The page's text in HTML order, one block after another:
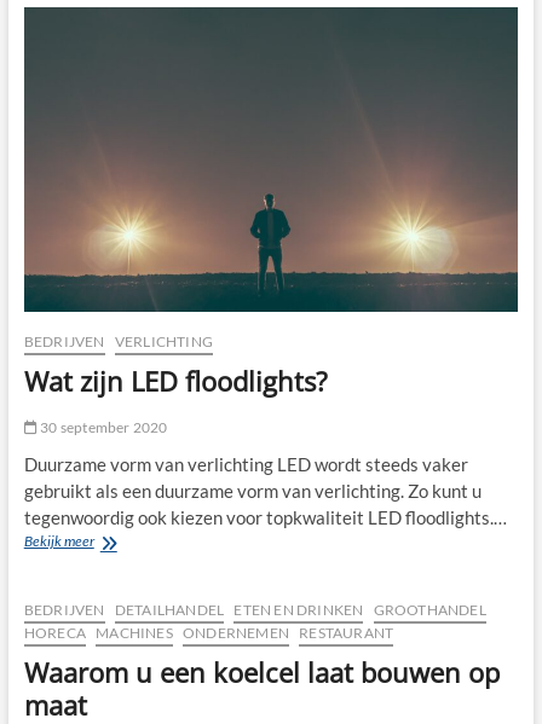
BEDRIJVEN VERLICHTING
Wat zijn LED floodlights?
30 september 2020
Duurzame vorm van verlichting LED wordt steeds vaker
gebruikt als een duurzame vorm van verlichting. Zo kunt u
tegenwoordig ook kiezen voor topkwaliteit LED floodlights.…
Bekijk meerWat
floodlights?
BEDRIJVEN DETAILHANDEL ETEN EN DRINKEN
GROOTHANDEL
HORECA
MACHINES ONDERNEMEN RESTAURANT
Waarom u een koelcel laat bouwen op
maat